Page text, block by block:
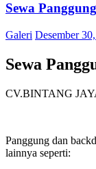
Sewa
Galeri Desember
Sewa
CV.BINTANG
Panggung dan
lainnya seperti: